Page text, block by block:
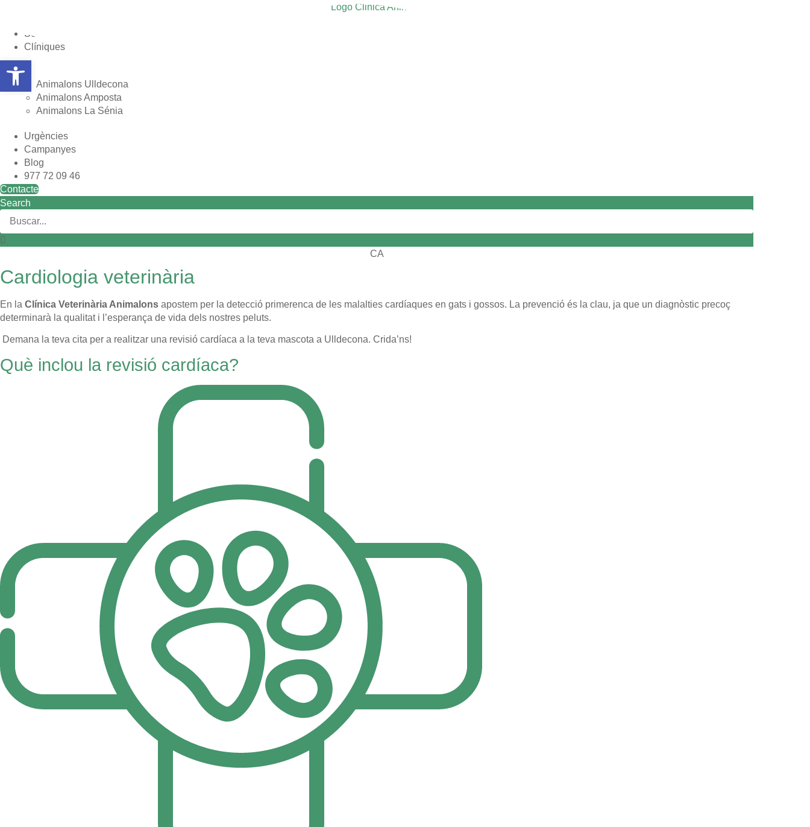
contingutServeis
Clíniques
Animalons Ulldecona
Animalons Amposta
Animalons La Sénia
Urgències
Campanyes
Blog
977 72 09 46
Contacte
Search
CA
ES
Cardiologia veterinària
En la Clínica Veterinària Animalons apostem per la detecció primerenca de les malalties cardíaques en gats i gossos. La prevenció és la clau, ja que un diagnòstic precoç
determinarà la qualitat i l’esperança de vida dels nostres peluts.
Demana la teva cita per a realitzar una revisió cardíaca a la teva mascota a Ulldecona. Crida’ns!
Què inclou la revisió cardíaca?
Obre la barra d'eines